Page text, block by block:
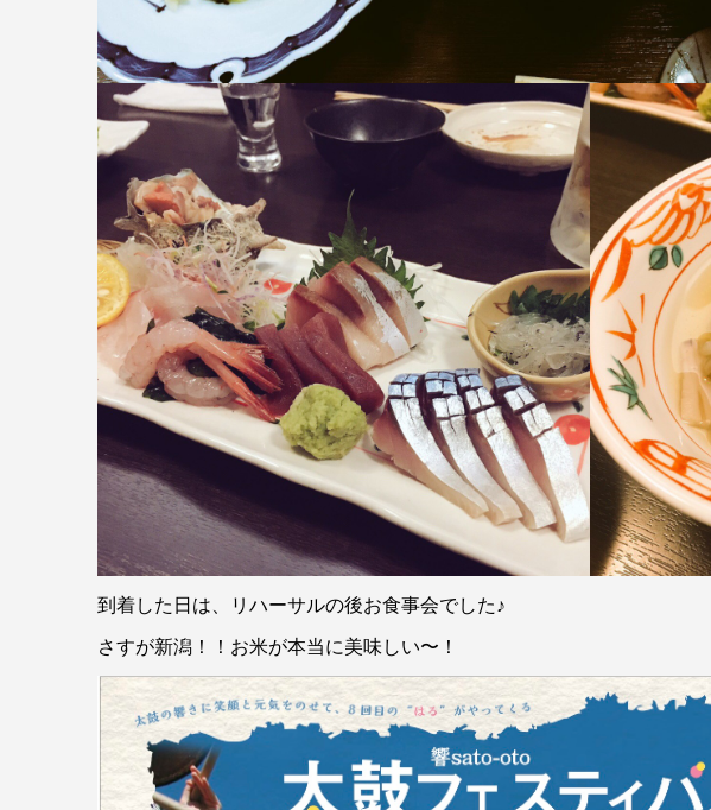
到着した日は、リハーサルの後お食事会でした♪
さすが新潟！！お米が本当に美味しい〜！